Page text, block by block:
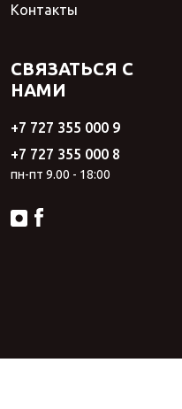
Контакты
СВЯЗАТЬСЯ С
НАМИ
+7 727 355 000 9
+7 727 355 000 8
пн-пт 9.00 - 18:00